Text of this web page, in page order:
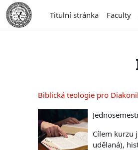
Přejít k hlavnímu obsahu
Titulní stránka
Faculty
Biblická teologie pro
Cílem kurzu
udělaná),